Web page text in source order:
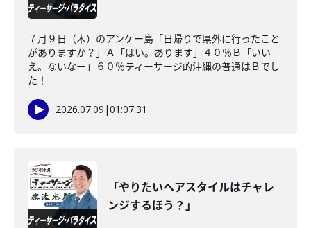
７月９日（木）のアンケー島「日帰りで県外に行ったこと
がありますか？」Ａ「はい。あります」４０％Ｂ「いい
え。ないなー」６０％ティーサージ的沖縄の普通はＢでし
た！
2026.07.09 |01:07:31
「やりたいヘアスタイルはチャレ
ンジするほう？」